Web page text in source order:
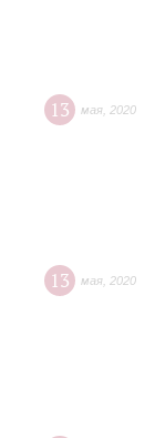
13 мая 2020
13 мая 2020